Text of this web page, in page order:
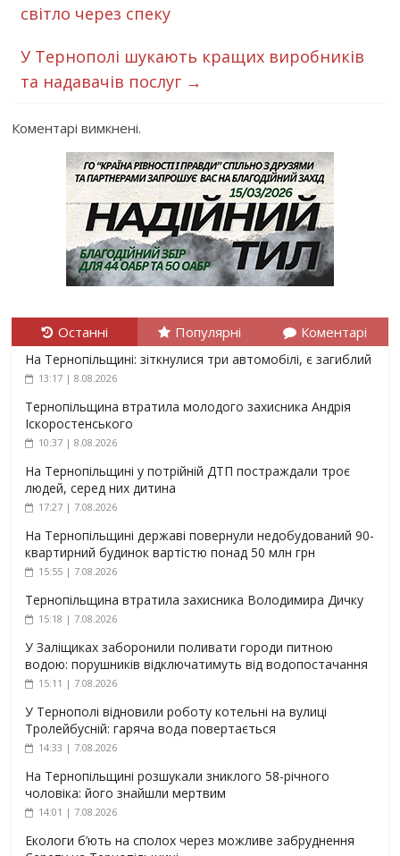
світло через спеку
У Тернополі шукають кращих виробників
та надавачів послуг →
Коментарі вимкнені.
Останні Популярні Коментарі
На Тернопільщині: зіткнулися три автомобілі, є загиблий
13:17 | 8.08.2026
Тернопільщина втратила молодого захисника Андрія
Іскоростенського
10:37 | 8.08.2026
На Тернопільщині у потрійній ДТП постраждали троє
людей, серед них дитина
17:27 | 7.08.2026
На Тернопільщині державі повернули недобудований 90-
квартирний будинок вартістю понад 50 млн грн
15:55 | 7.08.2026
Тернопільщина втратила захисника Володимира Дичку
15:18 | 7.08.2026
У Заліщиках заборонили поливати городи питною
водою: порушників відключатимуть від водопостачання
15:11 | 7.08.2026
У Тернополі відновили роботу котельні на вулиці
Тролейбусній: гаряча вода повертається
14:33 | 7.08.2026
На Тернопільщині розшукали зниклого 58-річного
чоловіка: його знайшли мертвим
14:01 | 7.08.2026
Екологи б’ють на сполох через можливе забруднення